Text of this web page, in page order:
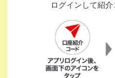
ログインして紹介